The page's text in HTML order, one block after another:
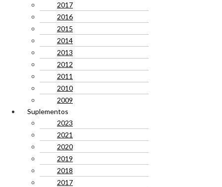
2017
2016
2015
2014
2013
2012
2011
2010
2009
Suplementos
2023
2021
2020
2019
2018
2017